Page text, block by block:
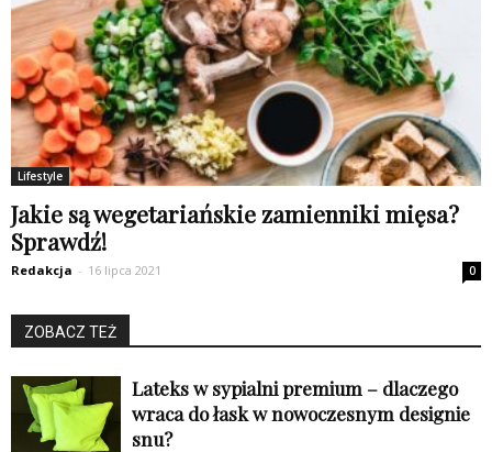
Lifestyle
Jakie są wegetariańskie zamienniki mięsa?
Sprawdź!
Redakcja - 16 lipca 2021 0
ZOBACZ TEŻ
Lateks w sypialni premium – dlaczego
wraca do łask w nowoczesnym designie
snu?